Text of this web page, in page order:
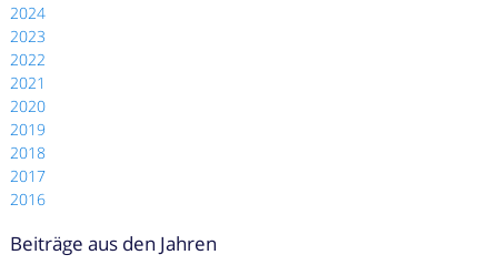
2024
2023
2022
2021
2020
2019
2018
2017
2016
Beiträge aus den Jahren